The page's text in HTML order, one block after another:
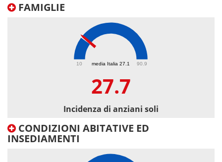
FAMIGLIE
media Italia 27.1
10 90.9
27.7
Incidenza di anziani soli
CONDIZIONI ABITATIVE ED
INSEDIAMENTI